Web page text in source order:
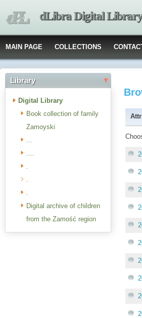
dLibra Digital Library
MAIN PAGE COLLECTIONS
Library
Digital Library
Book collection of family
Zamoyski
...
....
.
.
.
Digital archive of children
from the Zamość region